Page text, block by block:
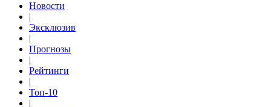
Новости
|
Эксклюзив
|
Прогнозы
|
Рейтинги
|
Топ-10
|